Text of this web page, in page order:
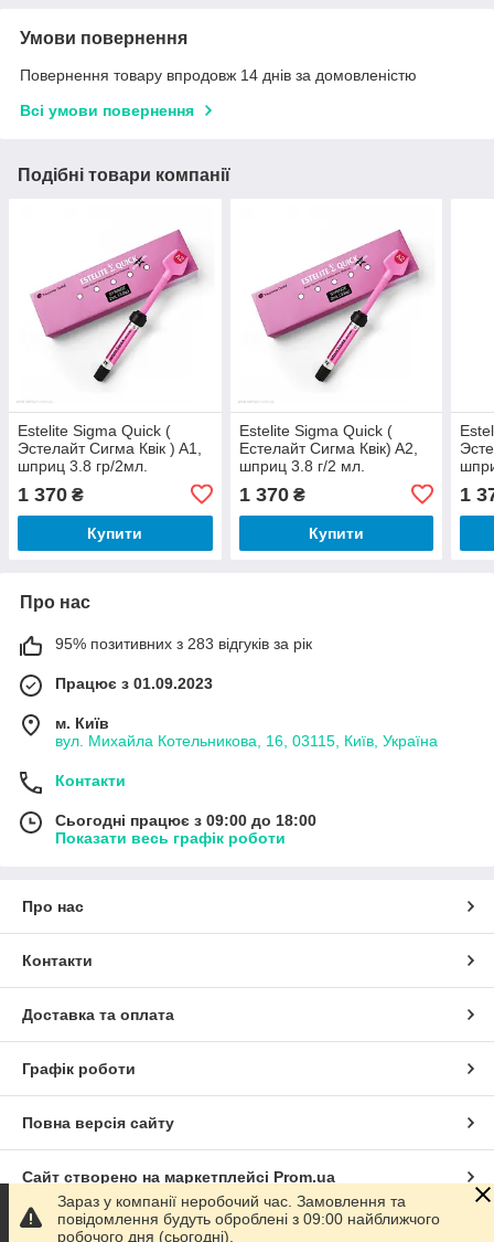
Умови повернення
Повернення товару впродовж 14 днів за домовленістю
Всі умови повернення
Подібні товари компанії
Estelite Sigma Quick (
Эстелайт Сигма Квік ) A1,
шприц 3.8 гр/2мл.
1 370 ₴
Купити
Estelite Sigma Quick (
Естелайт Сигма Квік) A2,
шприц 3.8 г/2 мл.
1 370₴
Купити
1
Про нас
95% позитивних з 283 відгуків за рік
Працює з 01.09.2023
м. Київ
вул. Михайла Котельникова, 16, 03115, Київ, Україна
Контакти
Сьогодні працює з 09:00 до 18:00
Показати весь графік роботи
Про нас
Контакти
Доставка та оплата
Графік роботи
Повна версія сайту
Сайт створено на маркетплейсі Prom.ua
Політика конфіденційності
Зараз у компанії неробочий час. Замовлення та
повідомлення будуть оброблені з 09:00 найближчого
робочого дня (сьогодні).